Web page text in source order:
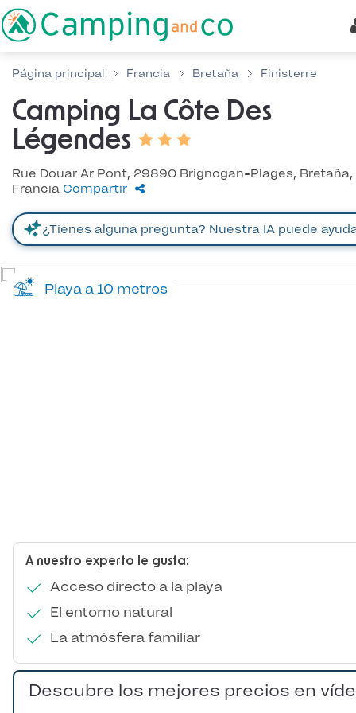
Página principal Francia Bretaña Finisterre
Camping La Côte Des
Légendes
Rue Douar Ar Pont, 29890 Brignogan-Plages, Bretaña,
Francia Compartir
A nuestro experto le gusta:
Acceso directo a la playa
El entorno natural
La atmósfera familiar
Playa a 10 metros
Descubre los mejores precios en